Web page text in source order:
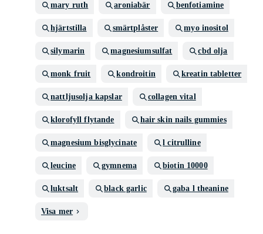
mary ruth aroniabär benfotiamine
hjärtstilla smärtplåster myo inositol
silymarin magnesiumsulfat cbd olja
monk fruit kondroitin kreatin tabletter
nattljusolja kapslar collagen vital
klorofyll flytande hair skin nails gummies
magnesium bisglycinate l citrulline
leucine gymnema biotin 10000
luktsalt black garlic gaba l theanine
Visa mer